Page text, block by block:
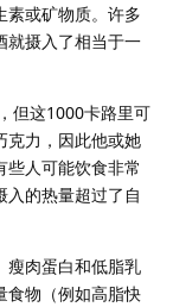
素或矿物质。许多
就摄入了相当于一
但这1000卡路里可
克力，因此他或她
人可能饮食非常
的热量超过了自
瘦肉蛋白和低脂乳
食物（例如高脂快